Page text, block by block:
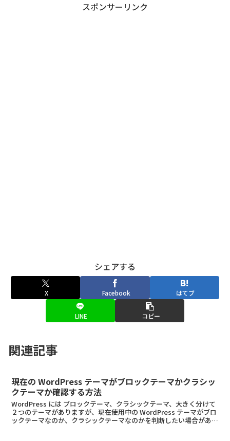
スポンサーリンク
シェアする
X Facebook はてブ
LINE コピー
関連記事
現在の WordPress テーマがブロックテーマかクラシッ
クテーマか確認する方法
WordPress には ブロックテーマ、クラシックテーマ、大きく分けて
２つのテーマがありますが、現在使用中の WordPress テーマがブロ
ックテーマなのか、クラシックテーマなのかを判断したい場合があり